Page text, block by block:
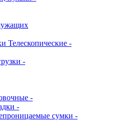
Телескопические -
-
-
-
сумки -